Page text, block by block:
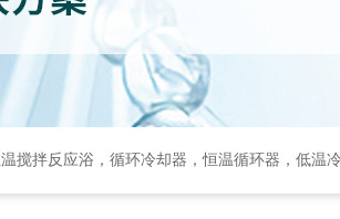
循环器，低温冷却液循环泵，循环水式多用真空泵，集热式恒温磁力